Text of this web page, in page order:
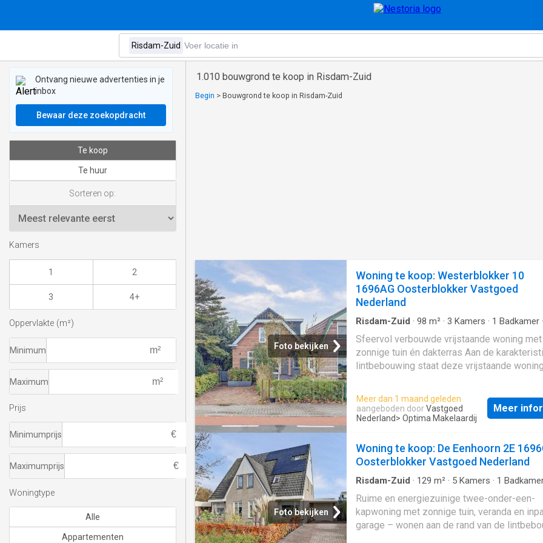
1.010 bouwgrond te koop in Risdam-Zuid
Begin > Bouwgrond te koop in Risdam-Zuid
Foto bekijken
Woning te koop: Westerblokker 10
1696AG Oosterblokker Vastgoed
Nederland
Risdam-Zuid · 98 m² · 3 Kamers · 1 Badkamer ·
Geschakelde Woning
Sfeervol verbouwde vrijstaande woning met
zonnige tuin én dakterras Aan de
lintbebouwing staat deze vrijstaande
zowel de binnenzijde als de kap grondig
De kap is grotendeels vernieuwd, voorzien
zorgt voor extra ruimte en daglicht op de
verdieping. Met een woonoppervlakte van 98
zuiden, is dit een woning met bijzonder veel
wooncomfort en sfeer. Indeling begane
de entree bereikt u de hal met meterkast,
trapopgang en toegang tot het
Meer dan 1 maand geleden
aangeboden doorVastgoed
Nederland> Optima Makelaardij
Meer
Foto bekijken
Woning te koop: De Eenhoorn 2E
Oosterblokker Vastgoed Nederland
Risdam-Zuid · 129 m² · 5 Kamers · 1
Ruime en energiezuinige twee-onder-een-
kapwoning met zonnige tuin, veranda en
garage – wonen aan de rand van de
Ontvang nieuwe advertenties in je
inbox
Bewaar deze zoekopdracht
Te koop
Te huur
Sorteren op:
Kamers
1 2
3 4+
Oppervlakte (m²)
Minimum
Maximum
Prijs
Minimumprijs
Maximumprijs
Woningtype
Alle
Appartementen